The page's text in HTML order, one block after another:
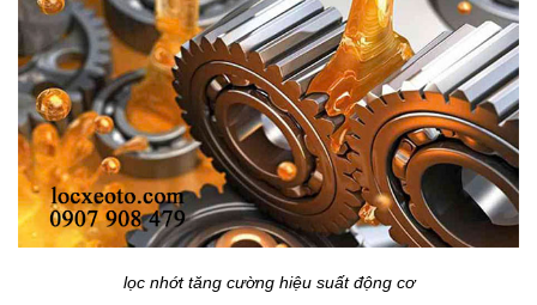
lọc nhớt tăng cường hiệu suất động cơ